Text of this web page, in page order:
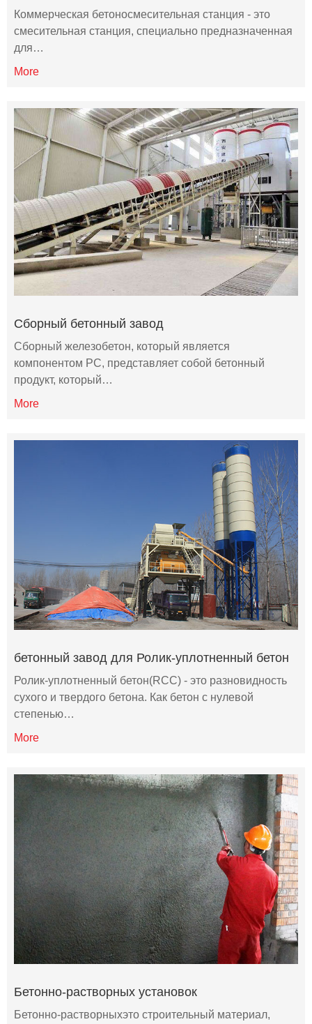
Коммерческая бетоносмесительная станция - это
смесительная станция, специально предназначенная
для…
More
Сборный бетонный завод
Сборный железобетон, который является
компонентом PC, представляет собой бетонный
продукт, который…
More
бетонный завод для Ролик-уплотненный бетон
Ролик-уплотненный бетон(RCC) - это разновидность
сухого и твердого бетона. Как бетон с нулевой
степенью…
More
Бетонно-растворных установок
Бетонно-растворныхэто строительный материал,